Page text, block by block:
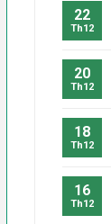
22
Th12
20
Th12
18
Th12
16
Th12